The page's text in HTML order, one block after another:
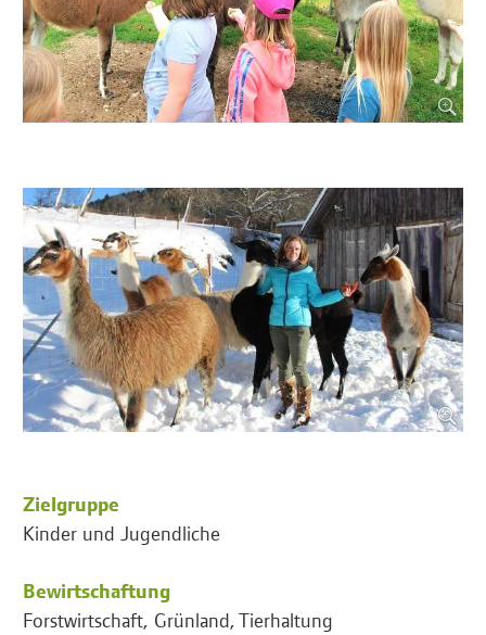
Zielgruppe
Kinder und Jugendliche
Bewirtschaftung
Forstwirtschaft, Grünland, Tierhaltung